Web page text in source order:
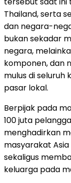
Thailand, serta
dan negara-
bukan sekadar
negara,
komponen, dan
mulus di seluruh
pasar lokal.
Berpijak pada
100 juta
menghadirkan
masyarakat
sekaligus
keluarga pada